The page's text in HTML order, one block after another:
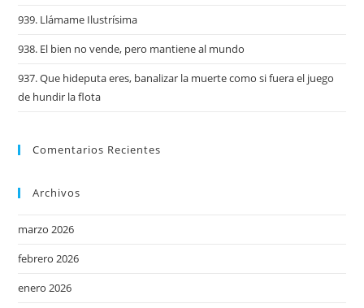
939. Llámame Ilustrísima
938. El bien no vende, pero mantiene al mundo
937. Que hideputa eres, banalizar la muerte como si fuera el juego
de hundir la flota
Comentarios Recientes
Archivos
marzo 2026
febrero 2026
enero 2026